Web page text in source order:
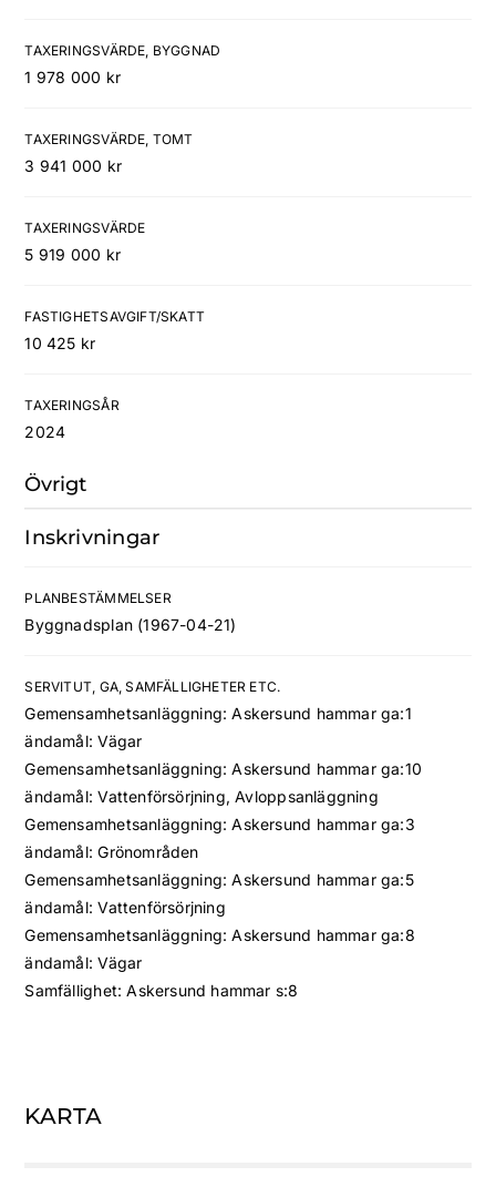
TAXERINGSVÄRDE, BYGGNAD
1 978 000 kr
TAXERINGSVÄRDE, TOMT
3 941 000 kr
TAXERINGSVÄRDE
5 919 000 kr
FASTIGHETSAVGIFT/SKATT
10 425 kr
TAXERINGSÅR
2024
Övrigt
Inskrivningar
PLANBESTÄMMELSER
Byggnadsplan (1967-04-21)
SERVITUT, GA, SAMFÄLLIGHETER ETC.
Gemensamhetsanläggning: Askersund hammar ga:1
ändamål: Vägar
Gemensamhetsanläggning: Askersund hammar ga:10
ändamål: Vattenförsörjning, Avloppsanläggning
Gemensamhetsanläggning: Askersund hammar ga:3
ändamål: Grönområden
Gemensamhetsanläggning: Askersund hammar ga:5
ändamål: Vattenförsörjning
Gemensamhetsanläggning: Askersund hammar ga:8
ändamål: Vägar
Samfällighet: Askersund hammar s:8
KARTA